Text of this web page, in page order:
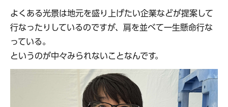
よくある光景は地元を盛り上げたい企業などが提案して
行なったりしているのですが、肩を並べて一生懸命行な
っている。
というのが中々みられないことなんです。